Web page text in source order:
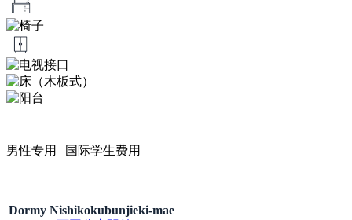
男性专用 国际学生费用
Dormy Nishikokubunjieki-mae